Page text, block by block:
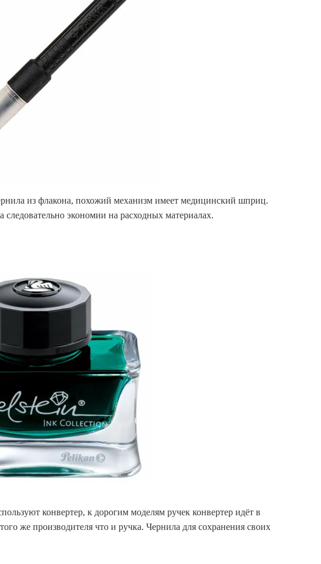
из флакона, похожий механизм имеет медицинский шприц.
экономии на расходных материалах.
конвертер, к дорогим моделям ручек конвертер идёт в
же производителя что и ручка. Чернила для сохранения своих